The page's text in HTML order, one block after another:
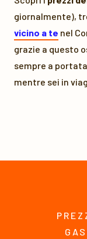
giornalmente),
vicino a te nel
grazie a questo
sempre a
mentre sei in